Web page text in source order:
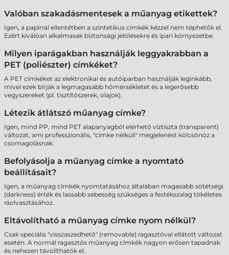
Valóban szakadásmentesek a műanyag etikettek?
Igen, a papírral ellentétben a szintetikus címkék kézzel nem téphetők el.
Ezért kiválóan alkalmasak biztonsági jelölésekre és ipari környezetbe.
Milyen iparágakban használják leggyakrabban a
PET (poliészter) címkéket?
A PET címkéket az elektronikai és autóiparban használják leginkább,
mivel ezek bírják a legmagasabb hőmérsékletet és a legerősebb
vegyszereket (pl. tisztítószerek, olajok).
Létezik átlátszó műanyag címke?
Igen, mind PP, mind PET alapanyagból elérhető víztiszta (transparent)
változat, ami professzionális, "címke nélküli" megjelenést kölcsönöz a
csomagolásnak.
Befolyásolja a műanyag címke a nyomtató
beállításait?
Igen, a műanyag címkék nyomtatásához általában magasabb sötétségi
(darkness) érték és lassabb sebesség szükséges a festékszalag tökéletes
ráolvasztásához.
Eltávolítható a műanyag címke nyom nélkül?
Csak speciális "visszaszedhető" (removable) ragasztóval ellátott változat
esetén. A normál ragasztós műanyag címkék nagyon erősen tapadnak
és nehezen távolíthatók el.